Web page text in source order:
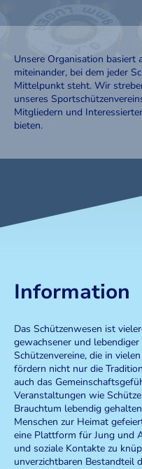
Unsere Organisation basiert
miteinander, bei dem jeder
Mittelpunkt steht. Wir
unseres
Mitgliedern und
bieten.
Information
Das Schützenwesen ist
gewachsener und lebendiger
Schützenvereine, die in
fördern nicht nur die
auch das
Veranstaltungen wie
Brauchtum lebendig
Menschen zur Heimat
eine Plattform für Jung und
und soziale Kontakte zu
unverzichtbaren Bestandteil